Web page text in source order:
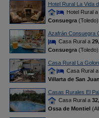
Hotel Rural La Vida
Hotel Rural a
Consuegra(Toledo)
Azafrán Consuegra
Casa Rural a
Consuegra(Toledo)
Casa Rural La
Casa Rural a
Villarta de San Juan
Casas Rurales El
Casa Rural a
Ossa de Montiel